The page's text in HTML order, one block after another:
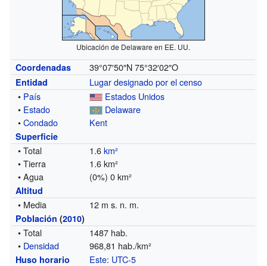
Ubicación de Delaware en EE. UU.
Coordenadas 39°07′50″N 75°32′02″O
Entidad
Lugar designado por el censo
• País
Estados Unidos
• Estado
Delaware
•Condado Kent
Superficie
• Total 1.6km²
• Tierra
1.6 km²
• Agua
(0%) 0 km²
Altitud
• Media 12 m s. n. m.
Población (2010)
• Total
1487 hab.
• Densidad 968,81 hab./km²
Huso horario Este: UTC-5